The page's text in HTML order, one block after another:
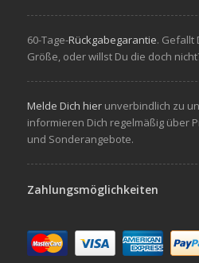
60-Tage-Rückgabegarantie. Gefallt
Größe, oder willst Du die doch
Melde Dich hierunverbindlich zu
informieren Dich regelmäßig über
und Sonderangebote.
Zahlungsmöglichkeiten